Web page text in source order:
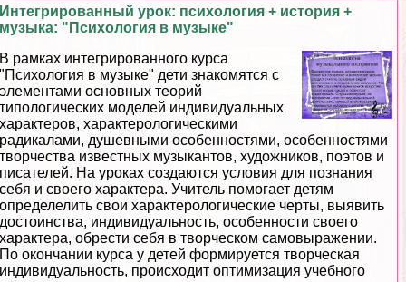
Интегрированный урок: психология + история +
музыка: "Психология в музыке"
В рамках интегрированного курса
"Психология в музыке" дети знакомятся с
элементами основных теорий
типологических моделей индивидуальных
хаpaктеров, хаpaктерологическими
радикалами, душевными особенностями, особенностями
творчества известных музыкантов, художников, поэтов и
писателей. На уроках создаются условия для познания
себя и своего хаpaктера. Учитель помогает детям
определелить свои хаpaктерологические черты, выявить
достоинства, индивидуальность, особенности своего
хаpaктера, обрести себя в творческом самовыражении.
По окончании курса у детей формируется творческая
индивидуальность, происходит оптимизация учебного